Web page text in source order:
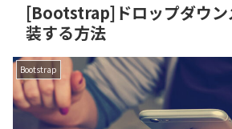
[Bootstrap]ドロップダウン
装する方法
Bootstrap